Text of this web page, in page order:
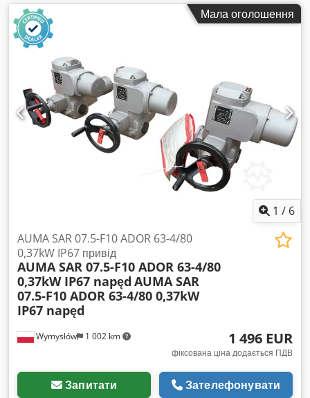
Мала оголошення
1 / 6
Wymysłów 1 002 km
AUMA SAR 07.5-F10 ADOR 63-4/80
0,37kW IP67 привід
AUMA SAR 07.5-F10 ADOR 63-4/80
0,37kW IP67 napęd AUMA SAR
07.5-F10 ADOR 63-4/80 0,37kW
IP67 napęd
1 496 EUR
фіксована ціна додається ПДВ
Запитати Зателефонувати